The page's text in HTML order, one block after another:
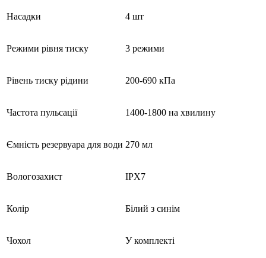
Насадки 4 шт
Режими рівня тиску 3 режими
Рівень тиску рідини 200-690 кПа
Частота пульсації 1400-1800 на хвилину
Ємність резервуара для води 270 мл
Вологозахист IPX7
Колір Білий з синім
Чохол У комплекті